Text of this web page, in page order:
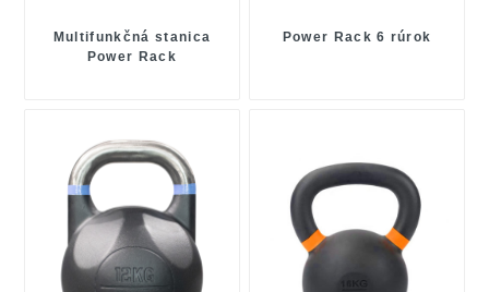
Multifunkčná stanica
Power Rack
Power Rack 6 rúrok